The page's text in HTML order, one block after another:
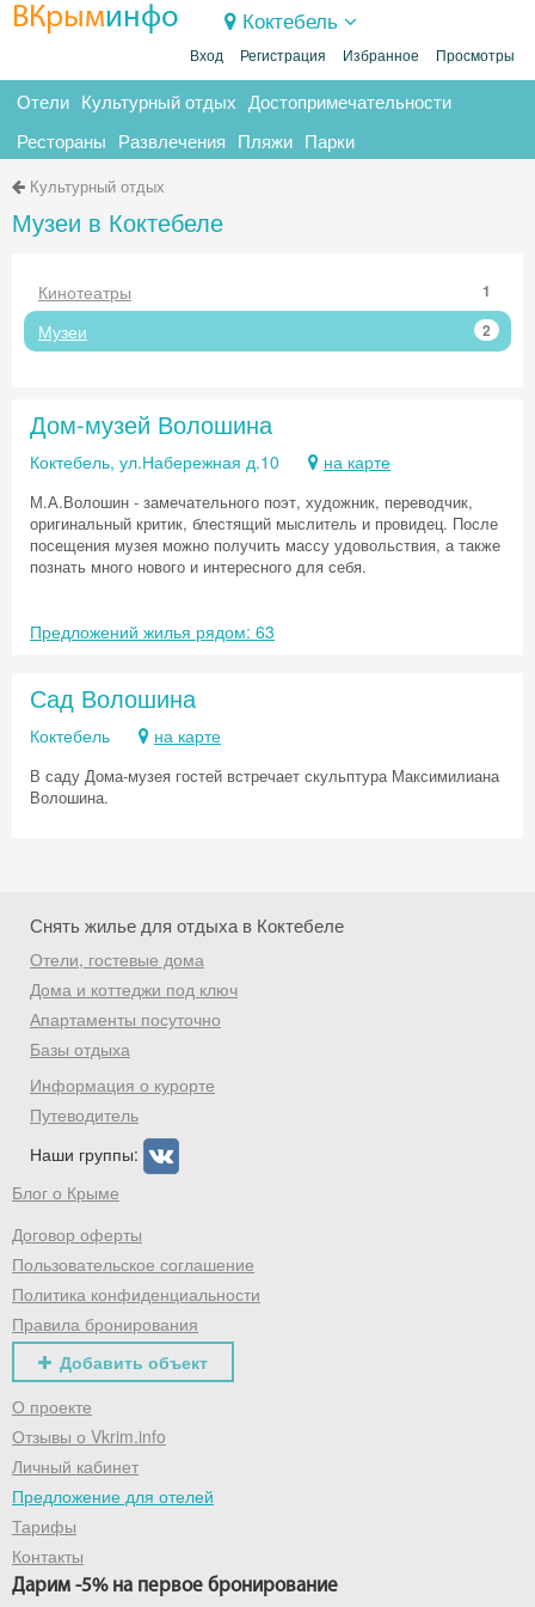
ВКрыминфо Коктебель
Вход Регистрация Избранное Просмотры
Отели Культурный отдых Достопримечательности
Рестораны Развлечения Пляжи Парки
Культурный отдых
Музеи в Коктебеле
Кинотеатры 1
Музеи 2
Дом-музей Волошина
Коктебель, ул.Набережная д.10 на карте
М.А.Волошин - замечательного поэт, художник, переводчик,
оригинальный критик, блестящий мыслитель и провидец. После
посещения музея можно получить массу удовольствия, а также
познать много нового и интересного для себя.
Предложений жилья рядом: 63
Сад Волошина
Коктебель на карте
В саду Дома-музея гостей встречает скульптура Максимилиана
Волошина.
Снять жилье для отдыха в Коктебеле
Отели, гостевые дома
Дома и коттеджи под ключ
Апартаменты посуточно
Базы отдыха
Информация о курорте
Путеводитель
Наши группы:
Блог о Крыме
Договор оферты
Пользовательское соглашение
Политика конфиденциальности
Правила бронирования
Добавить объект
О проекте
Отзывы о Vkrim.info
Личный кабинет
Предложение для отелей
Тарифы
Контакты
Дарим -5% на первое бронирование
Скидка −5%
Хочешь дешевле? Оставь почту и получи